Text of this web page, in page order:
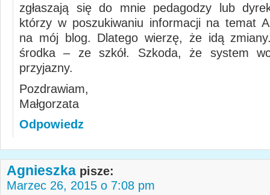
zgłaszają się do mnie pedagodzy lub
którzy w poszukiwaniu informacji na temat
na mój blog. Dlatego wierzę, że idą
środka – ze szkół. Szkoda, że system
przyjazny.
Pozdrawiam,
Małgorzata
Odpowiedz
Agnieszka pisze:
Marzec 26, 2015 o 7:08 pm